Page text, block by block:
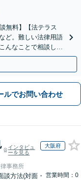
無料】【法テラス
ど。難しい法律用語
んなことで相談して
ださい
ルでお問い合わせ
インタビュ
ーを見る
大阪府
事務所
談方法(対面・ 営業時間：0